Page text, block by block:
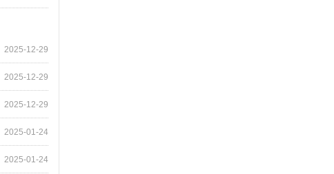
2025-12-29
2025-12-29
2025-12-29
2025-01-24
2025-01-24